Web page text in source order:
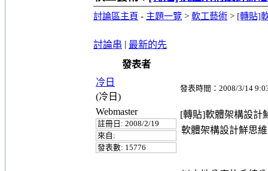
討論區主頁 - 主題一覽 > 軟工藝術 > [轉貼]
討論串 | 最新的先
發表者
冷日
(冷日)
發表時間：2008/3/14
Webmaster
註冊日: 2008/2/19
來自:
發表數: 15776
[轉貼]軟體架構設計
軟體架構設計鮮思